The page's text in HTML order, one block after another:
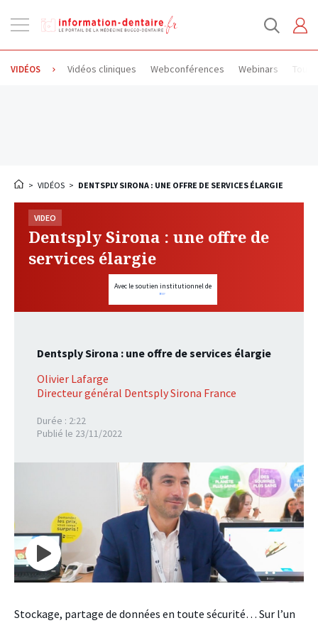
la
navigation
VIDÉOS Vidéos cliniques Webconférences Webinars
> VIDÉOS > DENTSPLY SIRONA : UNE OFFRE DE SERVICES ÉLARGIE
VIDEO
Dentsply Sirona : une offre de
services élargie
Avec le soutien institutionnel de
Dentsply Sirona : une offre de services élargie
Olivier Lafarge
Directeur général Dentsply Sirona France
Durée : 2:22
Publié le 23/11/2022
Stockage, partage de données en toute sécurité… Sur l’un